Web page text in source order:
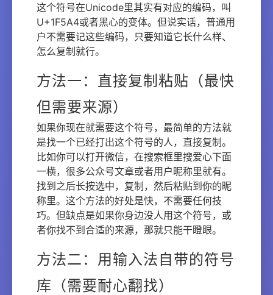
这个符号在Unicode里其实有对应的编码，叫
U+1F5A4或者黑心的变体。但说实话，普通用
户不需要记这些编码，只要知道它长什么样、
怎么复制就行。
方法一：直接复制粘贴（最快
但需要来源）
如果你现在就需要这个符号，最简单的方法就
是找一个已经打出这个符号的人，直接复制。
比如你可以打开微信，在搜索框里搜爱心下面
一横，很多公众号文章或者用户昵称里就有。
找到之后长按选中，复制，然后粘贴到你的昵
称里。这个方法的好处是快，不需要任何技
巧。但缺点是如果你身边没人用这个符号，或
者你找不到合适的来源，那就只能干瞪眼。
方法二：用输入法自带的符号
库（需要耐心翻找）